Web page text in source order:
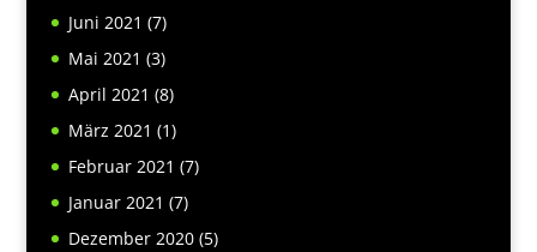
Juni 2021 (7)
Mai 2021 (3)
April 2021 (8)
März 2021 (1)
Februar 2021 (7)
Januar 2021 (7)
Dezember 2020(5)